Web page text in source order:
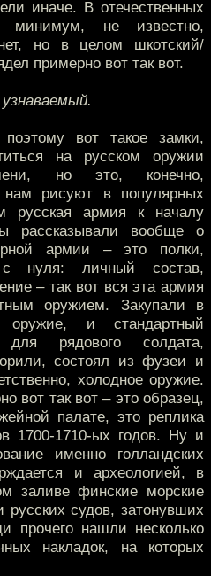
иначе. В отечественных
не известно,
но в целом шкотский/
примерно вот так вот.
вот такое замки,
на русском оружии
но это, конечно,
рисуют в популярных
армия к началу
рассказывали вообще о
армии – это полки,
с нуля: личный состав,
– так вот вся эта армия
оружием. Закупали в
оружие, и стандартный
для рядового солдата,
состоял из фузеи и
холодное оружие.
вот так вот – это образец,
палате, это реплика
1700-1710-ых годов. Ну и
именно голландских
и археологией, в
заливе финские морские
русских судов, затонувших
прочего нашли несколько
накладок, на которых